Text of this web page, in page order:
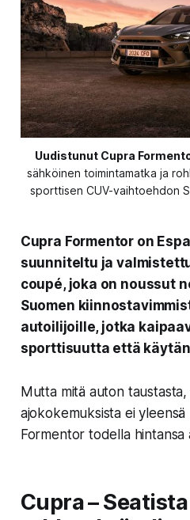
Uudistunut Cupra
sähköinen toimintamatka ja
sporttisen CUV-vaihtoehdon
Cupra Formentor on
suunniteltu ja
coupé, joka on noussut
Suomen
autoilijoille, jotka
sporttisuutta että
Mutta mitä auton taustasta,
ajokokemuksista ei
Formentor todella hintansa
Cupra –